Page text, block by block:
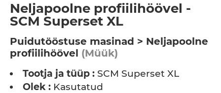
Neljapoolne profiilihöövel -
SCM Superset XL
Puidutööstuse masinad > Neljapoolne
profiilihöövel (Müük)
Tootja ja tüüp : SCM Superset XL
Olek : Kasutatud